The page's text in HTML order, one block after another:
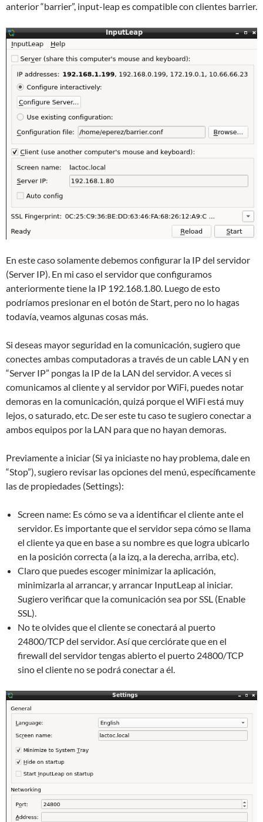
anterior “barrier”, input-leap es compatible con clientes barrier.
En este caso solamente debemos configurar la IP del servidor
(Server IP). En mi caso el servidor que configuramos
anteriormente tiene la IP 192.168.1.80. Luego de esto
podríamos presionar en el botón de Start, pero no lo hagas
todavía, veamos algunas cosas más.
Si deseas mayor seguridad en la comunicación, sugiero que
conectes ambas computadoras a través de un cable LAN y en
“Server IP” pongas la IP de la LAN del servidor. A veces si
comunicamos al cliente y al servidor por WiFi, puedes notar
demoras en la comunicación, quizá porque el WiFi está muy
lejos, o saturado, etc. De ser este tu caso te sugiero conectar a
ambos equipos por la LAN para que no hayan demoras.
Previamente a iniciar (Si ya iniciaste no hay problema, dale en
“Stop”), sugiero revisar las opciones del menú, específicamente
las de propiedades (Settings):
Screen name: Es cómo se va a identificar el cliente ante el
servidor. Es importante que el servidor sepa cómo se llama
el cliente ya que en base a su nombre es que logra ubicarlo
en la posición correcta (a la izq, a la derecha, arriba, etc).
Claro que puedes escoger minimizar la aplicación,
minimizarla al arrancar, y arrancar InputLeap al iniciar.
Sugiero verificar que la comunicación sea por SSL (Enable
SSL).
No te olvides que el cliente se conectará al puerto
24800/TCP del servidor. Así que cerciórate que en el
firewall del servidor tengas abierto el puerto 24800/TCP
sino el cliente no se podrá conectar a él.